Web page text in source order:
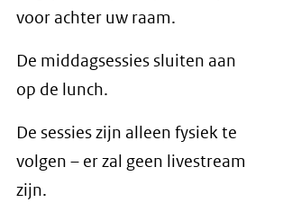
voor achter uw raam.
De middagsessies sluiten aan
op de lunch.
De sessies zijn alleen fysiek te
volgen – er zal geen livestream
zijn.